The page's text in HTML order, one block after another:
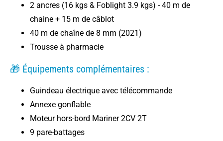
2 ancres (16 kgs & Foblight 3.9 kgs) - 40 m de
chaine + 15 m de câblot
40 m de chaîne de 8 mm (2021)
Trousse à pharmacie
🎁 Équipements complémentaires :
Guindeau électrique avec télécommande
Annexe gonflable
Moteur hors-bord Mariner 2CV 2T
9 pare-battages